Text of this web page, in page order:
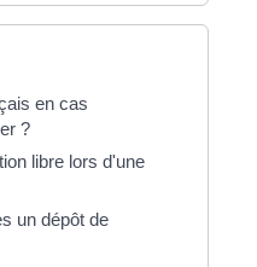
en cas
?
libre lors d'une
un dépôt de